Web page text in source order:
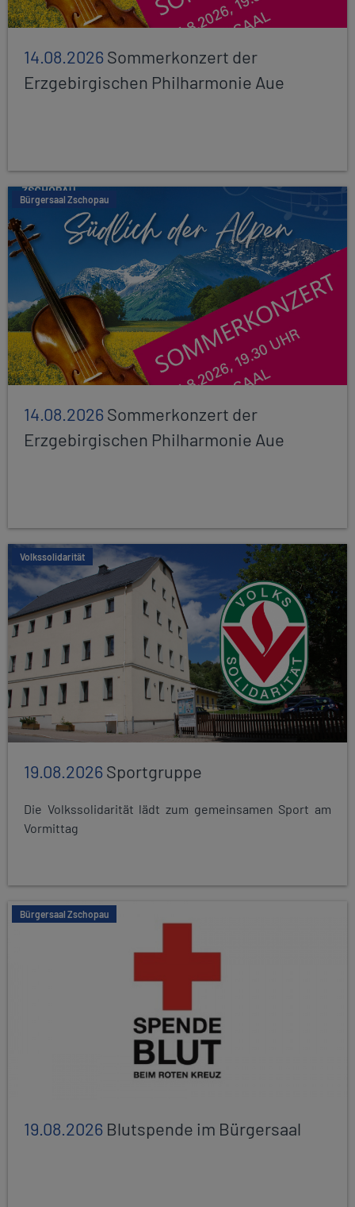
14.08.2026Sommerkonzert der
Erzgebirgischen Philharmonie Aue
Bürgersaal Zschopau
14.08.2026Sommerkonzert der
Erzgebirgischen Philharmonie Aue
Volkssolidarität
19.08.2026Sportgruppe
Die Volkssolidarität lädt zum gemeinsamen Sport am
Vormittag
Bürgersaal Zschopau
19.08.2026 Blutspende im Bürgersaal